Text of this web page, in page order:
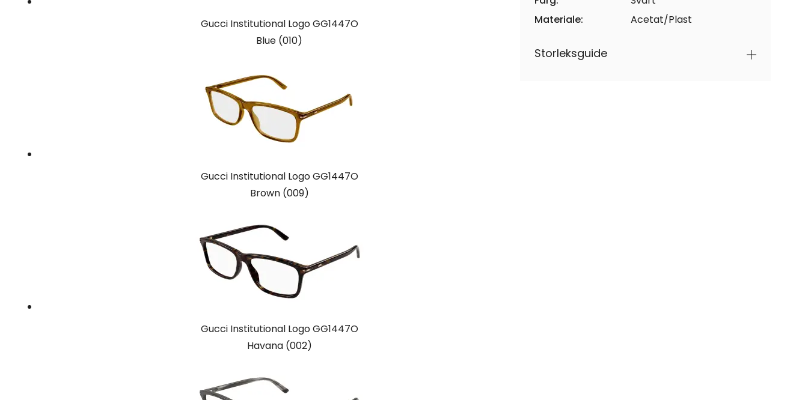
Gucci Institutional Logo GG1447O
Blue (010)
Gucci Institutional Logo GG1447O
Brown (009)
Gucci Institutional Logo GG1447O
Havana (002)
Materiale:
Acetat/Plast
Storleksguide